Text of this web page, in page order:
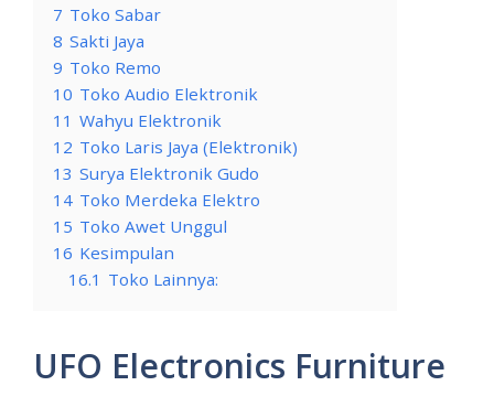
7 Toko Sabar
8 Sakti Jaya
9 Toko Remo
10 Toko Audio Elektronik
11 Wahyu Elektronik
12 Toko Laris Jaya (Elektronik)
13 Surya Elektronik Gudo
14 Toko Merdeka Elektro
15 Toko Awet Unggul
16 Kesimpulan
16.1 Toko Lainnya:
UFO Electronics Furniture